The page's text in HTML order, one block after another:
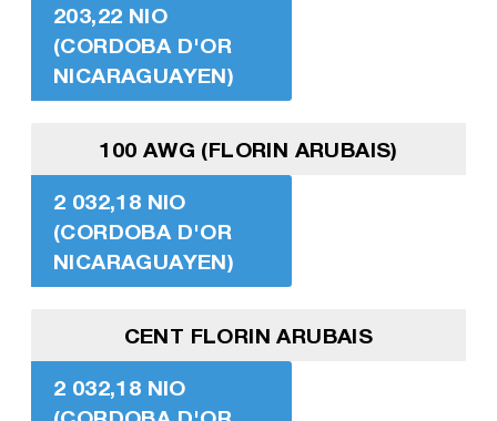
203,22 NIO
(CORDOBA D'OR
NICARAGUAYEN)
100 AWG (FLORIN ARUBAIS)
2 032,18 NIO
(CORDOBA D'OR
NICARAGUAYEN)
CENT FLORIN ARUBAIS
2 032,18 NIO